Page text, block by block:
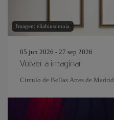
Imagen: eliahinsomnia
05 jun 2026 - 27 sep 2026
Volver a imaginar
Círculo de Bellas Artes de Madrid